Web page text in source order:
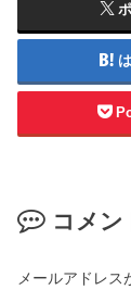
コメン
メールアドレス